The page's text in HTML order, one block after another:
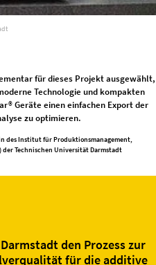
für dieses Projekt ausgewählt,
Technologie und kompakten
Geräte einen einfachen Export der
zu optimieren.
des Institut für Produktionsmanagement,
der Technischen Universität Darmstadt
den Prozess zur
für die additive